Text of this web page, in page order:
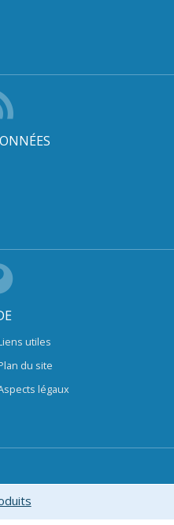
utiles
du site
légaux